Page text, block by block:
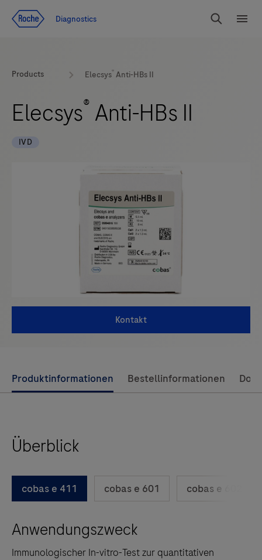
Diagnostics
Suchen
Products Elecsys® Anti-HBs II
Elecsys® Anti-HBs II
IVD
Kontakt
Use
left
arrow
to
scroll
the
Produktinformationen Bestellinformationen
Überblick
cobas e 411 cobas e 601 cobas e 602
Anwendungszweck
Immunologischer In-vitro-Test zur quantitativen